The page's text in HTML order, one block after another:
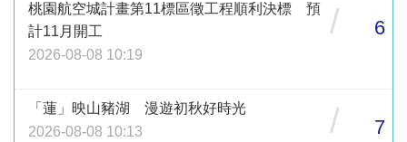
桃園航空城計畫第11標區徵工程順利決標 預
計11月開工
2026-08-08 10:19
/ 6
「蓮」映山豬湖 漫遊初秋好時光
2026-08-08 10:13
/ 7